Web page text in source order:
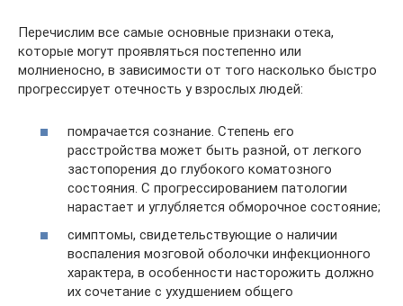
Перечислим все самые основные признаки отека,
которые могут проявляться постепенно или
молниеносно, в зависимости от того насколько быстро
прогрессирует отечность у взрослых людей:
помрачается сознание. Степень его
расстройства может быть разной, от легкого
застопорения до глубокого коматозного
состояния. С прогрессированием патологии
нарастает и углубляется обморочное состояние;
симптомы, свидетельствующие о наличии
воспаления мозговой оболочки инфекционного
характера, в особенности насторожить должно
их сочетание с ухудшением общего